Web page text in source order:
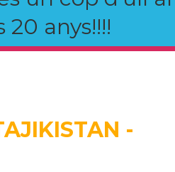
20 anys!!!!
-